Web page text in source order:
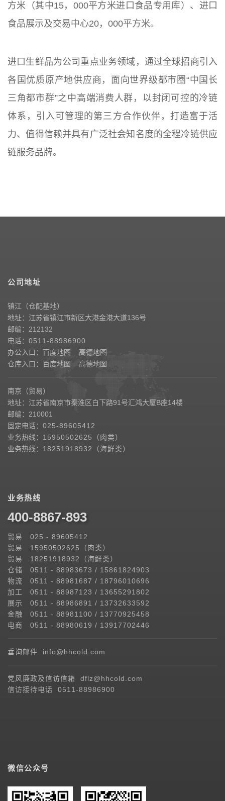
方米（其中15，000平方米进口食品专用库）、进口
食品展示及交易中心20，000平方米。
进口生鲜品为公司重点业务领域，通过全球招商引入
各国优质原产地供应商，面向世界级都市圈“中国长
三角都市群”之中高端消费人群，以封闭可控的冷链
体系，引入可管理的第三方合作伙伴，打造富于活
力、值得信赖并具有广泛社会知名度的全程冷链供应
链服务品牌。
公司地址
镇江（仓配基地）
地址：江苏省镇江市新区大港金港大道136号
邮编：212132
电话： 0511-88986900
办公入口： 百度地图
高德地图
仓库入口： 百度地图 高德地图
南京（贸易）
地址：江苏省南京市秦淮区白下路91号汇鸿大厦B座14楼
邮编：210001
固定电话： 025-89605412
业务热线： 15950502625（肉类）
业务热线： 18251918932（海鲜类）
业务热线
400-8867-893
贸易 025 - 89605412
贸易 15950502625（肉类）
贸易 18251918932（海鲜类）
仓储 0511 - 88983673 / 15861824903
物流 0511 - 88981687 / 18796010696
加工 0511 - 88987123 / 13655291802
展示 0511 - 88986891 / 13732633592
金融 0511 - 88981100 / 13770925458
电商 0511 - 88980619 / 13917702446
垂询邮件 info@hhcold.com
党风廉政及信访信箱 dflz@hhcold.com
信访接待电话 0511-88986900
微信公众号